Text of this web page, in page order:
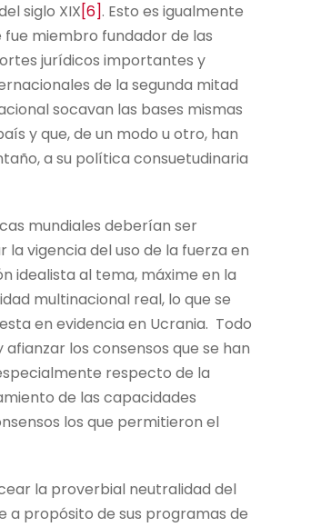
siglo XIX[6]. Esto es igualmente
miembro fundador de las
jurídicos importantes y
de la segunda mitad
socavan las bases mismas
y que, de un modo u otro, han
a su política consuetudinaria
mundiales deberían ser
vigencia del uso de la fuerza en
idealista al tema, máxime en la
multinacional real, lo que se
en evidencia en Ucrania. Todo
los consensos que se han
respecto de la
de las capacidades
los que permitieron el
la proverbial neutralidad del
a propósito de sus programas de